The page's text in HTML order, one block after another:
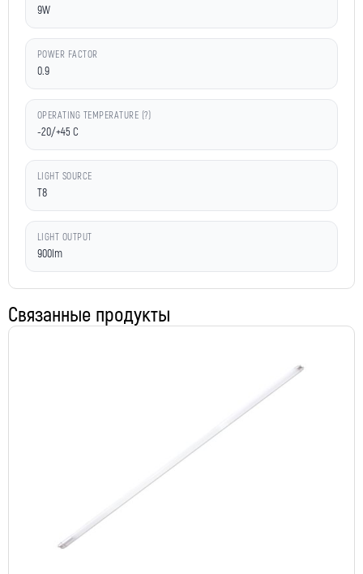
9W
POWER FACTOR
0.9
OPERATING TEMPERATURE (?)
-20/+45 C
LIGHT SOURCE
T8
LIGHT OUTPUT
900lm
Связанные продукты